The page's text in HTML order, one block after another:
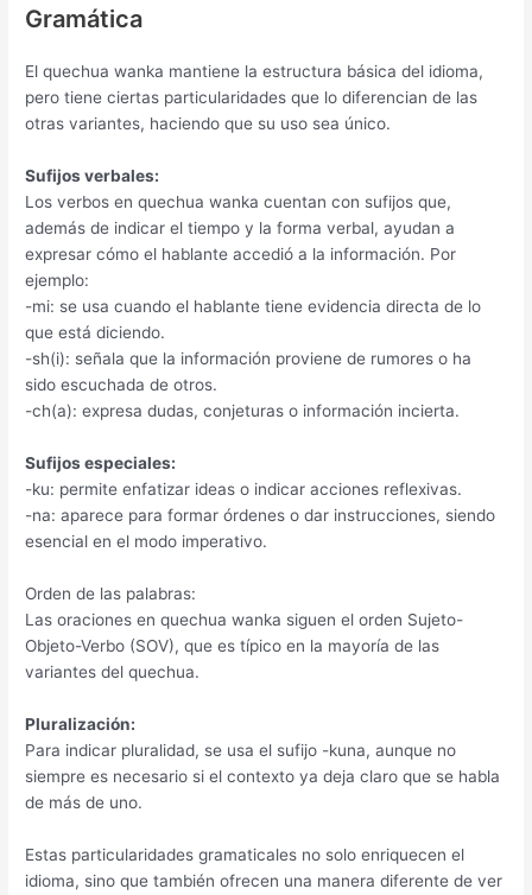
Gramática
El quechua wanka mantiene la estructura básica del idioma,
pero tiene ciertas particularidades que lo diferencian de las
otras variantes, haciendo que su uso sea único.
Sufijos verbales:
Los verbos en quechua wanka cuentan con sufijos que,
además de indicar el tiempo y la forma verbal, ayudan a
expresar cómo el hablante accedió a la información. Por
ejemplo:
-mi: se usa cuando el hablante tiene evidencia directa de lo
que está diciendo.
-sh(i): señala que la información proviene de rumores o ha
sido escuchada de otros.
-ch(a): expresa dudas, conjeturas o información incierta.
Sufijos especiales:
-ku: permite enfatizar ideas o indicar acciones reflexivas.
-na: aparece para formar órdenes o dar instrucciones, siendo
esencial en el modo imperativo.
Orden de las palabras:
Las oraciones en quechua wanka siguen el orden Sujeto-
Objeto-Verbo (SOV), que es típico en la mayoría de las
variantes del quechua.
Pluralización:
Para indicar pluralidad, se usa el sufijo -kuna, aunque no
siempre es necesario si el contexto ya deja claro que se habla
de más de uno.
Estas particularidades gramaticales no solo enriquecen el
idioma, sino que también ofrecen una manera diferente de ver